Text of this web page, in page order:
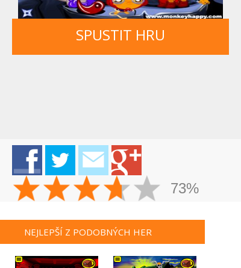
SPUSTIT HRU
73%
NEJLEPŠÍ Z PODOBNÝCH HER